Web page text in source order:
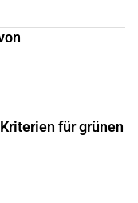
für grünen